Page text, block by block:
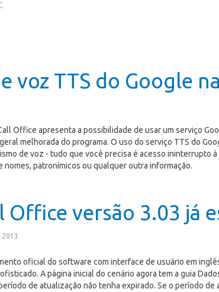
voz TTS do Google
Office apresenta a possibilidade de usar um serviço
melhorada do programa. O uso do serviço TTS do
de voz - tudo que você precisa é acesso ininterrupto
nomes, patronímicos ou qualquer outra informação.
Office versão 3.03 já
oficial do software com interface de usuário em
A página inicial do cenário agora tem a guia
de atualização não tenha expirado. Se o período